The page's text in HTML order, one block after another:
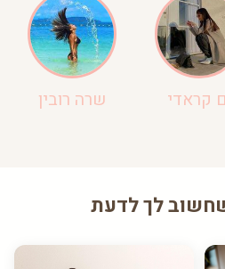
קראדי שרה רובין
לך לדעת